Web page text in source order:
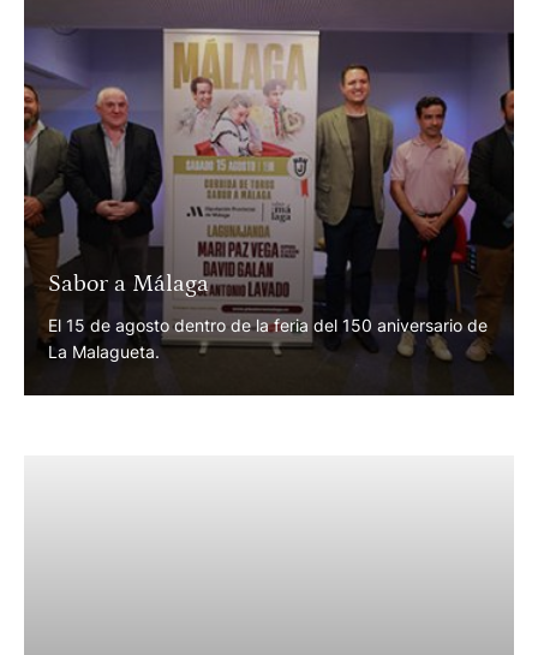
Sabor a Málaga
El 15 de agosto dentro de la feria del 150 aniversario de
La Malagueta.